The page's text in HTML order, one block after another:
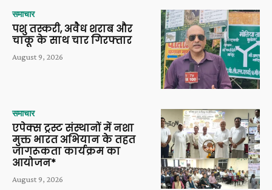
समाचार
पशु तस्करी, अवैध शराब और
चाकू के साथ चार गिरफ्तार
August 9, 2026
समाचार
एपेक्स ट्रस्ट संस्थानों में नशा
मुक्त भारत अभियान के तहत
जागरूकता कार्यक्रम का
आयोजन*
August 9, 2026